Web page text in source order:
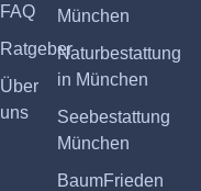
FAQ
Ratgeber
Über
uns
München
Naturbestattung
in München
Seebestattung
München
BaumFrieden